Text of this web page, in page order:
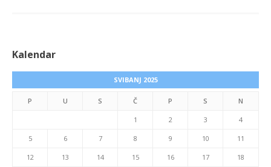
Kalendar
SVIBANJ 2025
P U S Č P S N
1 2 3 4
5 6 7 8 9 10 11
12 13 14 15 16 17 18